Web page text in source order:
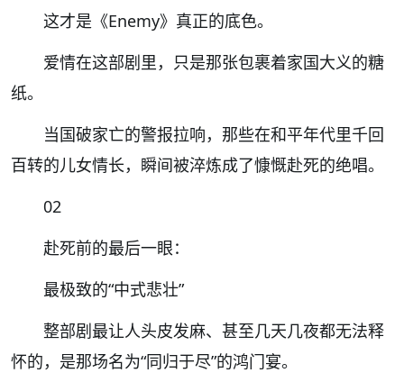
这才是《Enemy》真正的底色。
爱情在这部剧里，只是那张包裹着家国大义的糖
纸。
当国破家亡的警报拉响，那些在和平年代里千回
百转的儿女情长，瞬间被淬炼成了慷慨赴死的绝唱。
02
赴死前的最后一眼：
最极致的“中式悲壮”
整部剧最让人头皮发麻、甚至几天几夜都无法释
怀的，是那场名为“同归于尽”的鸿门宴。